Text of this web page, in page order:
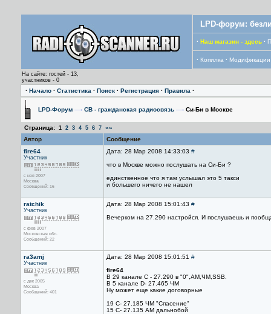
LPD-форум:
· Наш магазин - здесь ·
· Копилка · Модификации
На сайте: гостей - 13,
участников - 0
· Начало · Статистика · Поиск · Регистрация · Правила ·
LPD-Форум —› CB - гражданская радиосвязь —› Си-Би в Москве
Страница: 1 2 3 4 5 6 7 »»
Автор
Сообщение
fire64
Участник
с ноя 2007
Москва
Сообщений: 16
Дата: 28 Мар 2008 14:33:03 #
что в Москве можно послушать на Си-Би ?
единственное что я там услышал это 5 такси
и большего ничего не нашел
ratchik
Участник
с фев 2007
Московская обл.
Сообщений: 22
Дата: 28 Мар 2008 15:01:43 #
Вечерком на 27.290 настройся. И послушаешь и
ra3amj
Участник
с дек 2005
Москва
Сообщений: 401
Дата: 28 Мар 2008 15:01:51 #
fire64
В 29 канале С - 27.290 в "0",АМ,ЧМ,SSB.
В 5 канале D- 27.465 ЧМ
Ну может еще какие договорные
19 С- 27.185 ЧМ "Спасение"
15 С- 27.135 АМ дальнобой